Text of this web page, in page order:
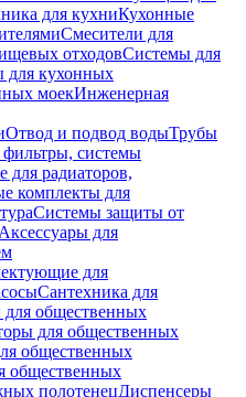
для кухниКухонные
Смесители для
отходовСистемы для
кухонных
моекИнженерная
Отвод и подвод водыТрубы
системы
радиаторов,
комплекты для
Системы защиты от
Аксессуары для
для
Сантехника для
для общественных
для общественных
общественных
общественных
полотенецДиспенсеры